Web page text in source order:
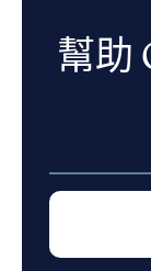
幫助